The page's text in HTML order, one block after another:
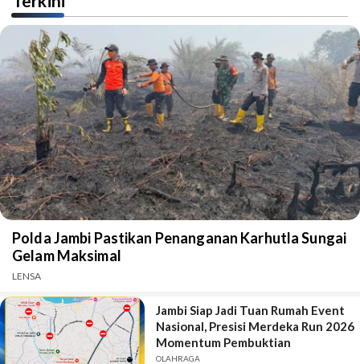
Polda Jambi Pastikan Penanganan Karhutla Sungai
Gelam Maksimal
LENSA
Jambi Siap Jadi Tuan Rumah Event
Nasional, Presisi Merdeka Run 2026
Momentum Pembuktian
OLAHRAGA